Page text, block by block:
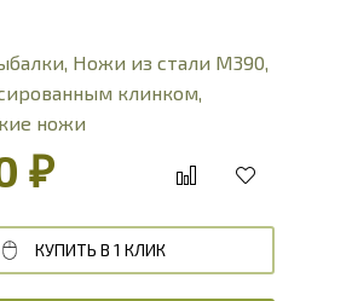
, Ножи из стали М390,
клинком,
ножи
₽
КУПИТЬ В 1 КЛИК